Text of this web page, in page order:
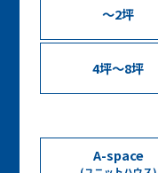
〜2坪
4坪〜8坪
A-space